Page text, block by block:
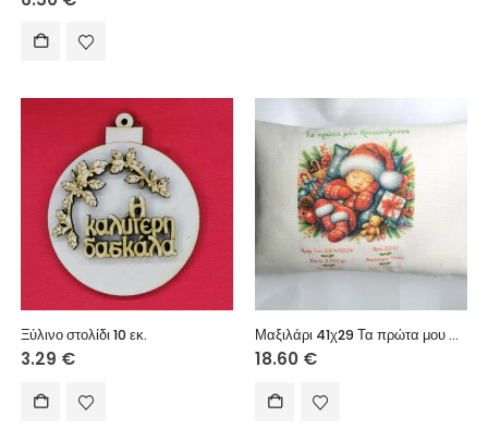
Ξύλινο στολίδι 10 εκ.
3.29 €
Μαξιλάρι 41χ29 Τα πρώτα μου Χριστούγεννα
18.60 €